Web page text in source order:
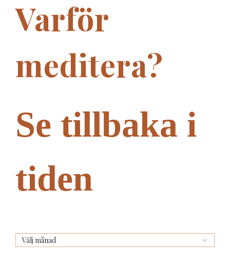
Varför
meditera?
Se tillbaka i
tiden